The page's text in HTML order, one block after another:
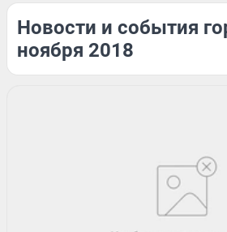
Новости и события
ноября 2018